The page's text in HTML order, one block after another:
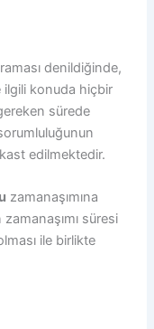
denildiğinde,
konuda hiçbir
sürede
edilmektedir.
zamanaşımına
süresi
ile birlikte